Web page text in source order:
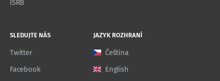
ISRB
SLEDUJTE NÁS
Twitter
Facebook
JAZYK ROZHRANÍ
Čeština
English